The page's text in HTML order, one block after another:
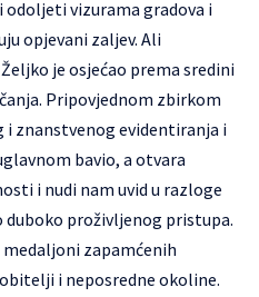
vizurama gradova i
opjevani zaljev. Ali
je osjećao prema sredini
Pripovjednom zbirkom
i znanstvenog evidentiranja i
bavio, a otvara
i nudi nam uvid u razloge
proživljenog pristupa.
zapamćenih
i neposredne okoline.